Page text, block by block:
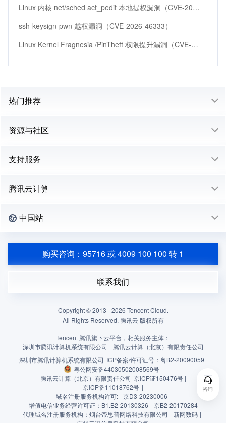
Linux 内核 net/sched act_pedit 本地提权漏洞（CVE-2026-46331）
ssh-keysign-pwn 越权漏洞（CVE-2026-46333）
Linux Kernel Fragnesia /PinTheft 权限提升漏洞（CVE-2026-46300、CVE-2026-43503、CVE-2026-43494）
咨询
热门推荐
资源与社区
支持服务
腾讯云计算
中国站
购买咨询：95716 或 4009 100 100 转 1
联系我们
Copyright © 2013 -2026 Tencent Cloud.
All Rights Reserved. 腾讯云 版权所有
Tencent 腾讯旗下云平台，相关服务主体：
深圳市腾讯计算机系统有限公司 | 腾讯云计算（北京）有限责任公司
深圳市腾讯计算机系统有限公司 ICP备案/许可证号： 粤B2-20090059
粤公网安备44030502008569号
腾讯云计算（北京）有限责任公司 京ICP证150476号 |
京ICP备11018762号 |
域名注册服务机构许可: 京D3-20230006
增值电信业务经营许可证：B1.B2-20130326 | 京B2-20170284
代理域名注册服务机构：烟台帝思普网络科技有限公司 | 新网数码 |